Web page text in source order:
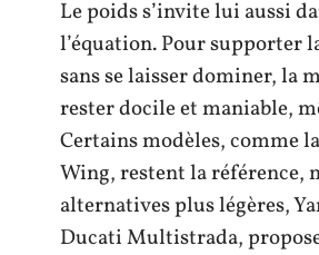
Le poids s’invite lui aussi
l’équation. Pour supporter
sans se laisser dominer, la
rester docile et maniable,
Certains modèles, comme
Wing, restent la référence,
alternatives plus légères,
Ducati Multistrada,